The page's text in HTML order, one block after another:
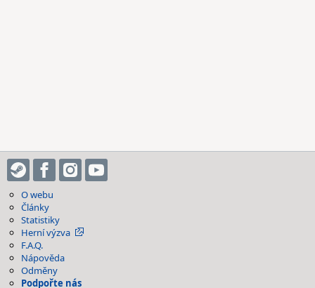
O webu
Články
Statistiky
Herní výzva
F.A.Q.
Nápověda
Odměny
Podpořte nás